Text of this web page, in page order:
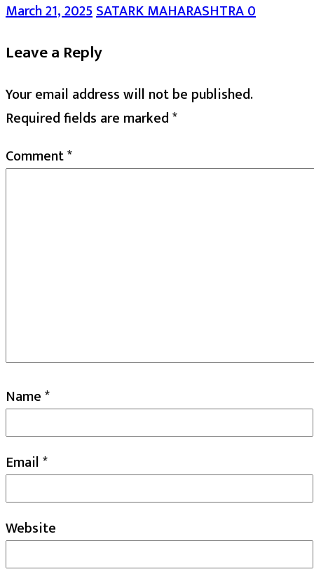
March 21, 2025SATARK MAHARASHTRA0
Leave a Reply
Your email address will not be published.
Required fields are marked*
Comment*
Name*
Email*
Website